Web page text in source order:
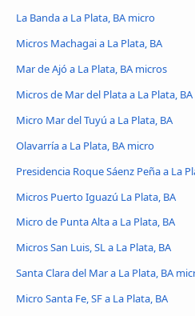
La Banda a La Plata, BA micro
Micros Machagai a La Plata, BA
Mar de Ajó a La Plata, BA micros
Micros de Mar del Plata a La Plata, BA
Micro Mar del Tuyú a La Plata, BA
Olavarría a La Plata, BA micro
Presidencia Roque Sáenz Peña a La
Micros Puerto Iguazú La Plata, BA
Micro de Punta Alta a La Plata, BA
Micros San Luis, SL a La Plata, BA
Santa Clara del Mar a La Plata, BA
Micro Santa Fe, SF a La Plata, BA